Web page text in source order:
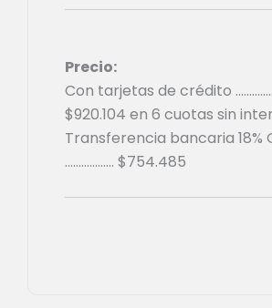
Precio:
Con tarjetas de crédito
$920.104 en 6 cuotas sin
Transferencia bancaria 18%
……………… $754.485